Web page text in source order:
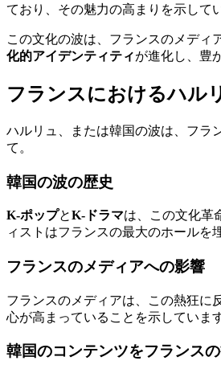
ており、その魅力の高まりを示して
この文化の波は、フランスのメディ
化的アイデンティティが進化し、豊
フランスにおけるハル
ハルリュ、または韓国の波は、フラ
て。
韓国の波の歴史
K-ポップとK-ドラマは、この文化革
ィストはフランスの最大のホールを
フランスのメディアへの影響
フランスのメディアは、この熱狂に
心が高まっていることを示しています
韓国のコンテンツをフランス